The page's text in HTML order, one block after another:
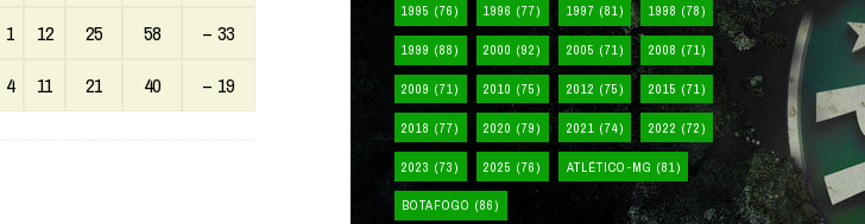
1 12 25 58
– 33
4 11 21 40 – 19
1995 (76) 1996 (77) 1997 (81) 1998 (78)
1999 (88) 2000 (92) 2005 (71) 2008 (71)
2009 (71) 2010 (75) 2012 (75) 2015 (71)
2018 (77) 2020 (79) 2021 (74) 2022 (72)
2023 (73) 2025 (76) ATLÉTICO-MG (81)
BOTAFOGO (86)